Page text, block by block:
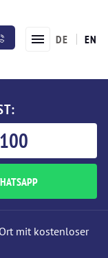
DE EN
mit kostenloser